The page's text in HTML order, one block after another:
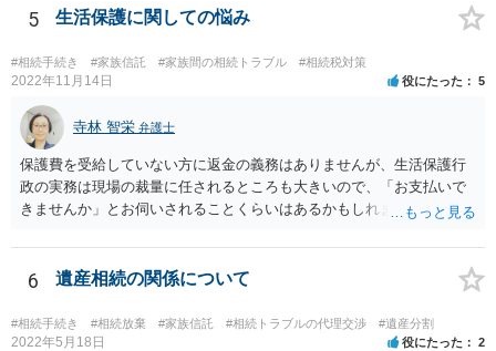
5 生活保護に関しての悩み
#相続手続き #家族信託 #家族間の相続トラブル #相続税対策
2022年11月14日 役にたった 5
寺林 智栄 弁護士
保護費を受給していない方に返金の義務はありませんが、生活保護行
政の実務は現場の裁量に任されるところも大きいので、「お支払いで
きませんか」とお伺いされることくらいはあるかもしれません。 通報
考えてご判断いただくのが良いと思います。
6 遺産相続の関係について
#相続手続き #相続放棄 #家族信託 #相続トラブルの代理交渉 #遺産分割
2022年5月18日 役にたった 2